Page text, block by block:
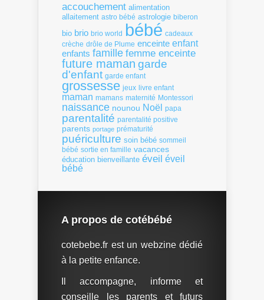
accouchement alimentation
allaitement astro bébé astrologie biberon
bio brio brio world bébé cadeaux
crèche drôle de Plume enceinte enfant
enfants famille femme enceinte
future maman garde
d'enfant garde enfant
grossesse jeux livre enfant
maman mamans maternité Montessori
naissance nounou Noël papa
parentalité parentalité positive
parents portage prématurité
puériculture soin bébé sommeil
bébé sortie en famille vacances
éducation bienveillante éveil éveil
bébé
A propos de cotébébé
cotebebe.fr est un webzine dédié
à la petite enfance.
Il accompagne, informe et
conseille les parents et futurs